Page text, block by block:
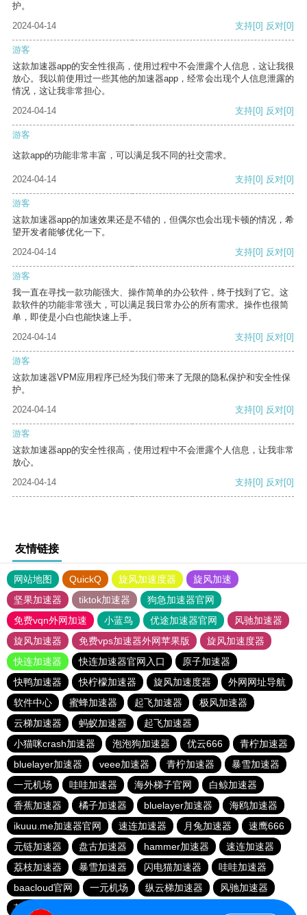
护。
2024-04-14
支持[0] 反对[0]
游客
这款加速器app的安全性很高，使用过程中不会泄露个人信息，这让我很
放心。我以前使用过一些其他的加速器app，经常会出现个人信息泄露的
情况，这让我非常担心。
2024-04-14
支持[0] 反对[0]
游客
这款app的功能非常丰富，可以满足我不同的社交需求。
2024-04-14 支持[0] 反对[0]
游客
这款加速器app的加速效果还是不错的，但偶尔也会出现卡顿的情况，希
望开发者能够优化一下。
2024-04-14
支持[0] 反对[0]
游客
我一直在寻找一款功能强大、操作简单的办公软件，终于找到了它。这
款软件的功能非常强大，可以满足我日常办公的所有需求。操作也很简
单，即使是小白也能快速上手。
2024-04-14
支持[0] 反对[0]
游客
这款加速器VPM应用程序已经为我们带来了无限的隐私保护和安全性保
护。
2024-04-14
支持[0] 反对[0]
游客
这款加速器app的安全性很高，使用过程中不会泄露个人信息，让我非常
放心。
2024-04-14
支持[0] 反对[0]
友情链接
网站地图 QuickQ 旋风加速度器
旋风加速
坚果加速器
tiktok加速器
狗急加速器官网
免费vqn外网加速
小蓝鸟 优途加速器官网
风驰加速器
旋风加速器
免费vps加速器外网苹果版
旋风加速度器
快连加速器
快连加速器官网入口
原子加速器
快鸭加速器
快柠檬加速器 旋风加速度器
外网网址导航
软件中心
蜜蜂加速器 起飞加速器
极风加速器
云梯加速器
蚂蚁加速器
起飞加速器
小猫咪crash加速器
泡泡狗加速器 优云666
青柠加速器
bluelayer加速器
veee加速器 青柠加速器
暴雪加速器
一元机场
哇哇加速器 海外梯子官网
白鲸加速器
香蕉加速器
橘子加速器 bluelayer加速器
海鸥加速器
ikuuu.me加速器官网
速连加速器 月兔加速器
速鹰666
元链加速器
盘古加速器 hammer加速器
速连加速器
荔枝加速器
暴雪加速器 闪电猫加速器
哇哇加速器
baacloud官网
一元机场 纵云梯加速器
风驰加速器
荔枝加速器